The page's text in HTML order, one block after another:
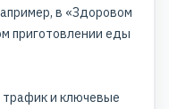
в «Здоровом
приготовлении еды
трафик и ключевые